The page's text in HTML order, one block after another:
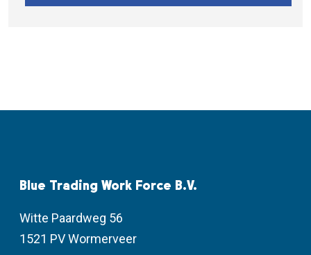
Blue Trading Work Force B.V.
Witte Paardweg 56
1521 PV Wormerveer